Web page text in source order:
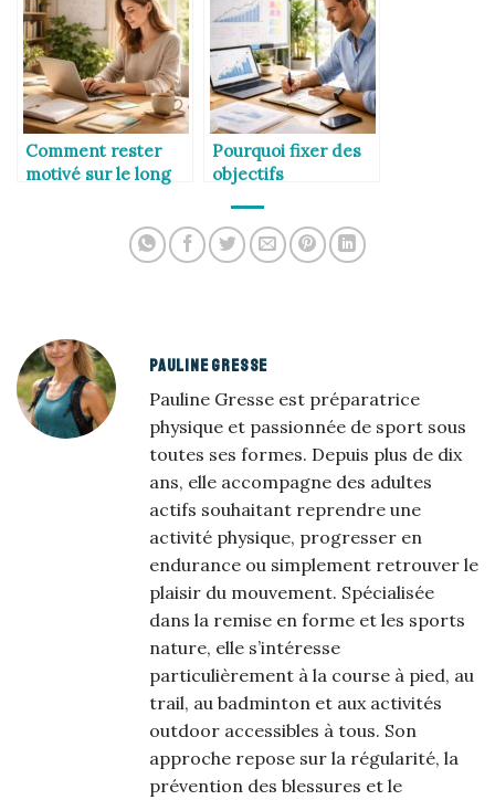
Comment rester
motivé sur le long
Pourquoi fixer des
objectifs
progression ?
PAULINE GRESSE
Pauline Gresse est préparatrice
physique et passionnée de sport sous
toutes ses formes. Depuis plus de dix
ans, elle accompagne des adultes
actifs souhaitant reprendre une
activité physique, progresser en
endurance ou simplement retrouver le
plaisir du mouvement. Spécialisée
dans la remise en forme et les sports
nature, elle s’intéresse
particulièrement à la course à pied, au
trail, au badminton et aux activités
outdoor accessibles à tous. Son
approche repose sur la régularité, la
prévention des blessures et le